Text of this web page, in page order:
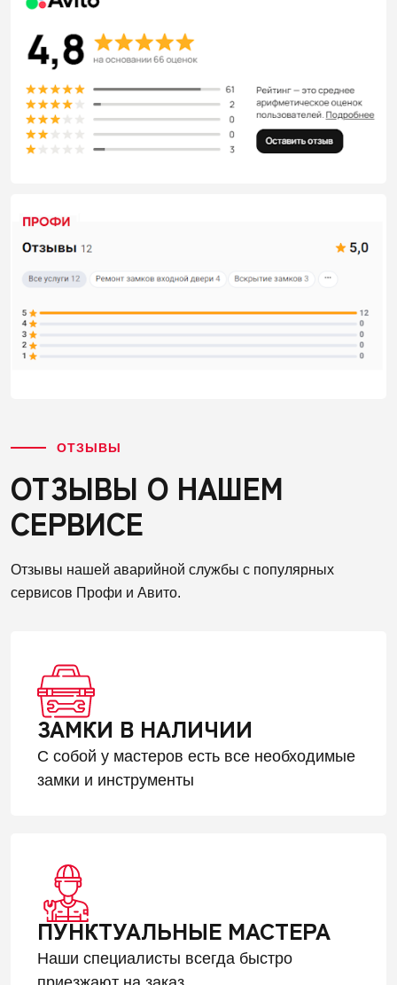
ОТЗЫВЫ
ОТЗЫВЫ О НАШЕМ
СЕРВИСЕ
Отзывы нашей аварийной службы с популярных
сервисов Профи и Авито.
ЗАМКИ В НАЛИЧИИ
С собой у мастеров есть все необходимые
замки и инструменты
ПУНКТУАЛЬНЫЕ МАСТЕРА
Наши специалисты всегда быстро